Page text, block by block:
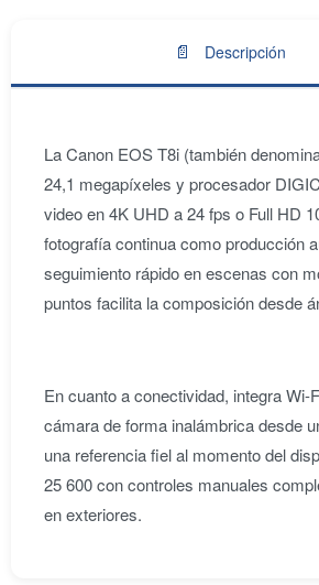
📄 Descripción
La Canon EOS T8i (también
24,1 megapíxeles y procesador
video en 4K UHD a 24 fps o Full HD
fotografía continua como producción
seguimiento rápido en escenas con
puntos facilita la composición desde
En cuanto a conectividad, integra
cámara de forma inalámbrica desde
una referencia fiel al momento del
25 600 con controles manuales
en exteriores.